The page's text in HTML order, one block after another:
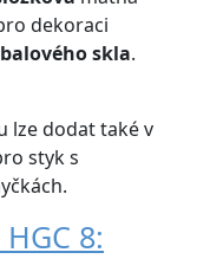
dekoraci
skla.
lze dodat také v
styk s
8: